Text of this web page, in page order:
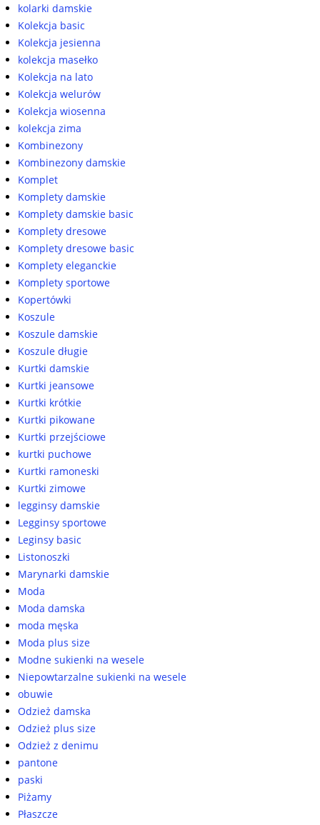
kolarki damskie
Kolekcja basic
Kolekcja jesienna
kolekcja masełko
Kolekcja na lato
Kolekcja welurów
Kolekcja wiosenna
kolekcja zima
Kombinezony
Kombinezony damskie
Komplet
Komplety damskie
Komplety damskie basic
Komplety dresowe
Komplety dresowe basic
Komplety eleganckie
Komplety sportowe
Kopertówki
Koszule
Koszule damskie
Koszule długie
Kurtki damskie
Kurtki jeansowe
Kurtki krótkie
Kurtki pikowane
Kurtki przejściowe
kurtki puchowe
Kurtki ramoneski
Kurtki zimowe
legginsy damskie
Legginsy sportowe
Leginsy basic
Listonoszki
Marynarki damskie
Moda
Moda damska
moda męska
Moda plus size
Modne sukienki na wesele
Niepowtarzalne sukienki na wesele
obuwie
Odzież damska
Odzież plus size
Odzież z denimu
pantone
paski
Piżamy
Płaszcze